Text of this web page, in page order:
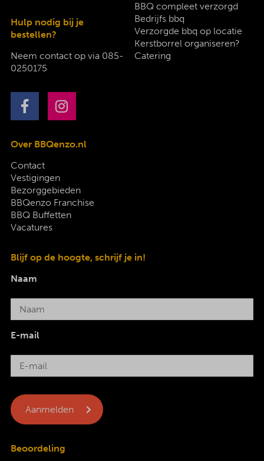
Hulp nodig bij je
bestellen?
Neem contact op via 085-
0250175
BBQ compleet verzorgd
Bedrijfs bbq
Verzorgde bbq op locatie
Kerstborrel organiseren?
Catering
Over BBQenzo.nl
Contact
Vestigingen
Bezorggebieden
BBQenzo Franchise
BBQ Buffetten
Vacatures
Blijf op de hoogte, schrijf je in!
Naam
E-mail
Beoordeling